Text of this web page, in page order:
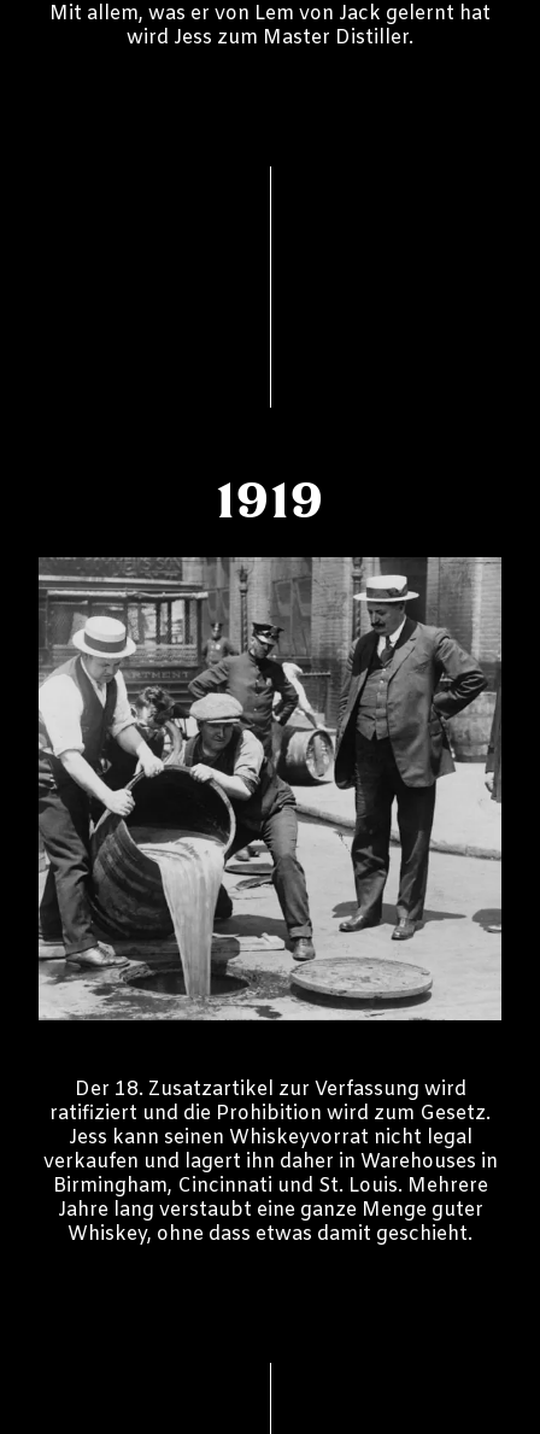
Mit allem, was er von Lem von Jack gelernt hat
wird Jess zum Master Distiller.
1919
Der 18. Zusatzartikel zur Verfassung wird
ratifiziert und die Prohibition wird zum Gesetz.
Jess kann seinen Whiskeyvorrat nicht legal
verkaufen und lagert ihn daher in Warehouses in
Birmingham, Cincinnati und St. Louis. Mehrere
Jahre lang verstaubt eine ganze Menge guter
Whiskey, ohne dass etwas damit geschieht.